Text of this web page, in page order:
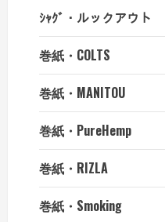
ｼｬｸﾞ・ルックアウト
巻紙・COLTS
巻紙・MANITOU
巻紙・PureHemp
巻紙・RIZLA
巻紙・Smoking